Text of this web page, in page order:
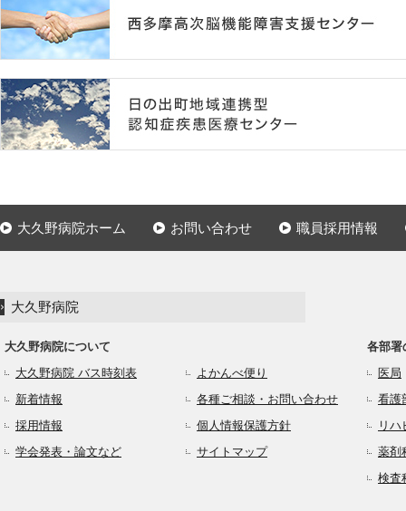
大久野病院ホーム お問い合わせ 職員採用情報
大久野病院
大久野病院について
大久野病院 バス時刻表
よかんべ便り
新着情報
各種ご相談・お問い合わせ
採用情報
個人情報保護方針
学会発表・論文など
サイトマップ
各部署
医局
看護
リ
薬剤
検査